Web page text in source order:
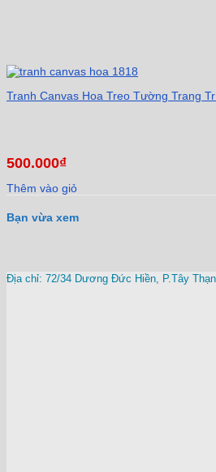
Tranh Canvas Hoa Treo Tường Trang
500.000₫
Thêm vào giỏ
Bạn vừa xem
Địa chỉ: 72/34 Dương Đức Hiền, P.Tây